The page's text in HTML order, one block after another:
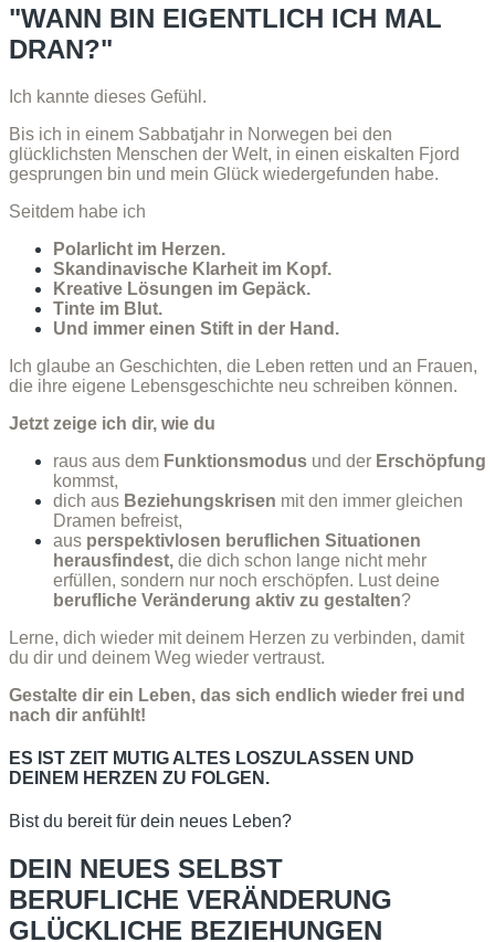
"WANN BIN EIGENTLICH ICH MAL
DRAN?"
Ich kannte dieses Gefühl.
Bis ich in einem Sabbatjahr in Norwegen bei den
glücklichsten Menschen der Welt, in einen eiskalten Fjord
gesprungen bin und mein Glück wiedergefunden habe.
Seitdem habe ich
Polarlicht im Herzen.
Skandinavische Klarheit im Kopf.
Kreative Lösungen im Gepäck.
Tinte im Blut.
Und immer einen Stift in der Hand.
Ich glaube an Geschichten, die Leben retten und an Frauen,
die ihre eigene Lebensgeschichte neu schreiben können.
Jetzt zeige ich dir, wie du
raus aus dem Funktionsmodus und der Erschöpfung
kommst,
dich aus Beziehungskrisen mit den immer gleichen
Dramen befreist,
aus perspektivlosen beruflichen Situationen
herausfindest, die dich schon lange nicht mehr
erfüllen, sondern nur noch erschöpfen. Lust deine
berufliche Veränderung aktiv zu gestalten?
Lerne, dich wieder mit deinem Herzen zu verbinden, damit
du dir und deinem Weg wieder vertraust.
Gestalte dir ein Leben, das sich endlich wieder frei und
nach dir anfühlt!
ES IST ZEIT MUTIG ALTES LOSZULASSEN UND
DEINEM HERZEN ZU FOLGEN.
Bist du bereit für dein neues Leben?
DEIN NEUES SELBST
BERUFLICHE VERÄNDERUNG
GLÜCKLICHE BEZIEHUNGEN